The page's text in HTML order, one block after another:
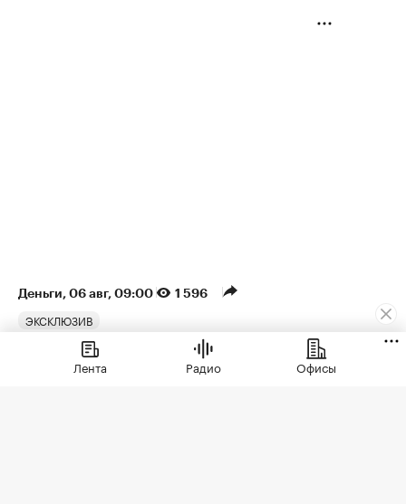
Деньги⁠, 06 авг, 09:00 1 596
ЭКСКЛЮЗИВ
Аналитики оценили рост
Лента Радио Офисы